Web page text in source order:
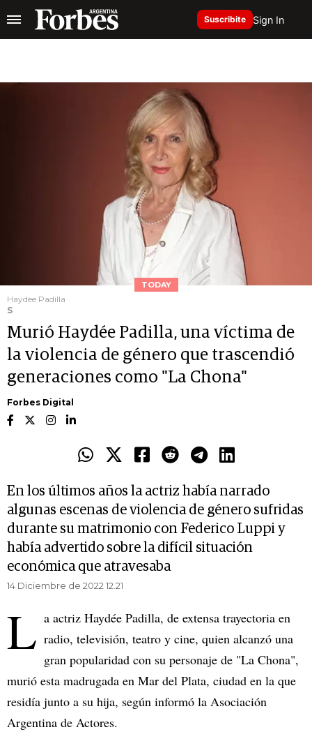
Suscribite Sign In
TODAY
Haydee Padilla
S
Murió Haydée Padilla, una víctima de
la violencia de género que trascendió
generaciones como "La Chona"
Forbes Digital
En los últimos años la actriz había narrado
algunas escenas de violencia de género sufridas
durante su matrimonio con Federico Luppi y
había advertido sobre la difícil situación
económica que atravesaba
14 Diciembre de 2022 12.21
L a actriz Haydée Padilla, de extensa trayectoria en
radio, televisión, teatro y cine, quien alcanzó una
gran popularidad con su personaje de "La Chona",
murió esta madrugada en Mar del Plata, ciudad en la que
residía junto a su hija, según informó la Asociación
Argentina de Actores.